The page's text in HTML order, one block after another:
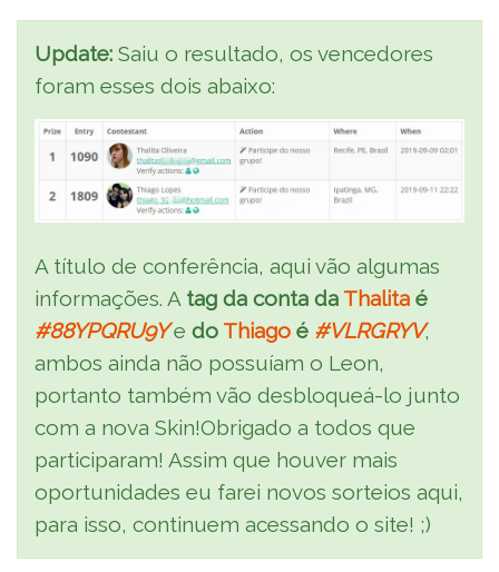
Update: Saiu o resultado, os vencedores
foram esses dois abaixo:
A título de conferência, aqui vão algumas
informações. A tag da conta da Thalita é
#88YPQRU9Ye do Thiago é #VLRGRYV,
ambos ainda não possuíam o Leon,
portanto também vão desbloqueá-lo junto
com a nova Skin!Obrigado a todos que
participaram! Assim que houver mais
oportunidades eu farei novos sorteios aqui,
para isso, continuem acessando o site! ;)